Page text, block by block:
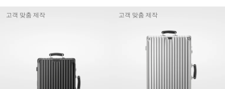
고객 맞춤 제작 고객 맞춤 제작